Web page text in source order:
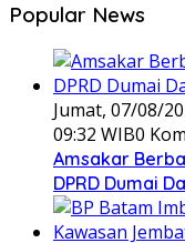
Popular News
Jumat, 07/08/
09:32 WIB0
Amsakar
DPRD Dumai